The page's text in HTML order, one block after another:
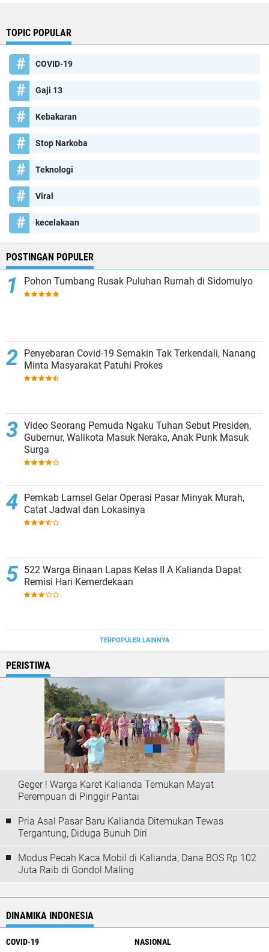
TOPIC POPULAR
COVID-19
Gaji 13
Kebakaran
Stop Narkoba
Teknologi
Viral
kecelakaan
POSTINGAN POPULER
Pohon Tumbang Rusak Puluhan Rumah di Sidomulyo
Penyebaran Covid-19 Semakin Tak Terkendali, Nanang
Minta Masyarakat Patuhi Prokes
Video Seorang Pemuda Ngaku Tuhan Sebut Presiden,
Gubernur, Walikota Masuk Neraka, Anak Punk Masuk
Surga
Pemkab Lamsel Gelar Operasi Pasar Minyak Murah,
Catat Jadwal dan Lokasinya
522 Warga Binaan Lapas Kelas II A Kalianda Dapat
Remisi Hari Kemerdekaan
TERPOPULER LAINNYA
PERISTIWA
Geger ! Warga Karet Kalianda Temukan Mayat
Perempuan di Pinggir Pantai
Pria Asal Pasar Baru Kalianda Ditemukan Tewas
Tergantung, Diduga Bunuh Diri
Modus Pecah Kaca Mobil di Kalianda, Dana BOS Rp 102
Juta Raib di Gondol Maling
DINAMIKA INDONESIA
COVID-19 NASIONAL